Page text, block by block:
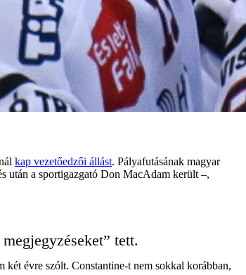
kap vezetőedzői állást. Pályafutásának magyar
után a sportigazgató Don MacAdam került –,
tett.
évre szólt. Constantine-t nem sokkal korábban,